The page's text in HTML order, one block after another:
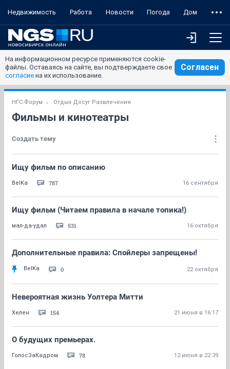
Недвижимость Работа Новости Погода Дом
На информационном ресурсе применяются cookie-
файлы. Оставаясь на сайте, вы подтверждаете свое
согласие на их использование.
Согласен
НГС.Форум Отдых Досуг Развлечения
Фильмы и кинотеатры
Создать тему
Ищу фильм по описанию
BelKa 787 16 сентября
Ищу фильм (Читаем правила в начале топика!)
мал-да-удал 531 16 октября
Дополнительные правила: Спойлеры запрещены!
BelKa 0 22 октября
Невероятная жизнь Уолтера Митти
Хелен 154 21 июня в 16:17
О будущих премьерах.
ГолосЗаКадром 78 12 июня в 22:39